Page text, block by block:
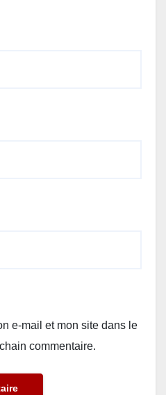
e-mail et mon site dans le
commentaire.